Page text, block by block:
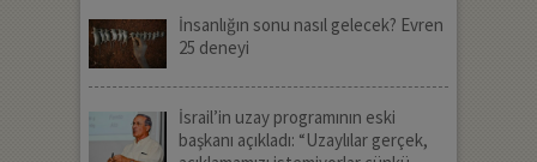
İnsanlığın sonu nasıl gelecek? Evren
25 deneyi
İsrail’in uzay programının eski
başkanı açıkladı: “Uzaylılar gerçek,